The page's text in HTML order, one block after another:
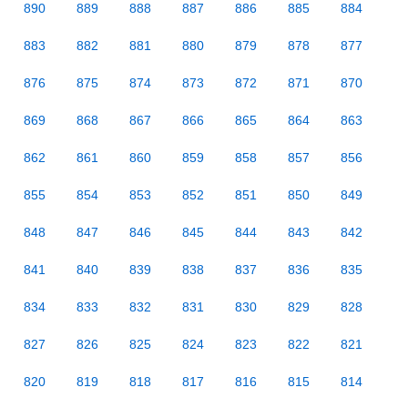
890 889 888 887 886 885 884
883 882 881 880 879 878 877
876 875 874 873 872 871 870
869 868 867 866 865 864 863
862 861 860 859 858 857 856
855 854 853 852 851 850 849
848 847 846 845 844 843 842
841 840 839 838 837 836 835
834 833 832 831 830 829 828
827 826 825 824 823 822 821
820 819 818 817 816 815 814